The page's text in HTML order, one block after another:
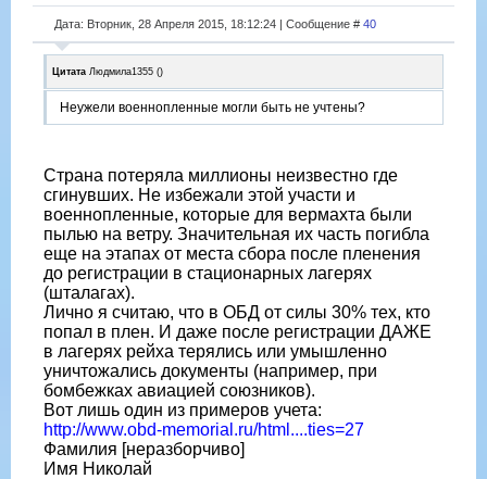
Дата: Вторник, 28 Апреля 2015, 18:12:24 | Сообщение # 40
Цитата Людмила1355 ()
Неужели военнопленные могли быть не учтены?
Страна потеряла миллионы неизвестно где
сгинувших. Не избежали этой участи и
военнопленные, которые для вермахта были
пылью на ветру. Значительная их часть погибла
еще на этапах от места сбора после пленения
до регистрации в стационарных лагерях
(шталагах).
Лично я считаю, что в ОБД от силы 30% тех, кто
попал в плен. И даже после регистрации ДАЖЕ
в лагерях рейха терялись или умышленно
уничтожались документы (например, при
бомбежках авиацией союзников).
Вот лишь один из примеров учета:
http://www.obd-memorial.ru/html....ties=27
Фамилия [неразборчиво]
Имя Николай